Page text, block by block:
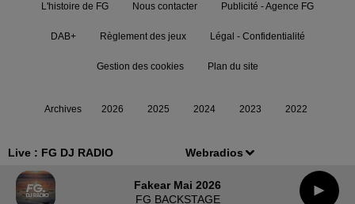
Live : FG DJ RADIO Webradios
Fakear Mai 2026
FG BACKSTAGE
L'histoire de FG Nous contacter Publicité - Agence FG
DAB+ Règlement des jeux Légal - Confidentialité
Gestion des cookies Plan du site
Archives 2026 2025 2024 2023 2022